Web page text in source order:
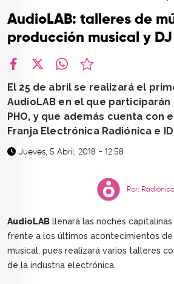
QUIÉNES SOMOS
AudioLAB: talleres de
producción musical y DJ
El 25 de abril se realizará el
AudioLAB en el que participarán
PHO, y que además cuenta con
Franja Electrónica Radiónica e
Jueves, 5 Abril, 2018 - 12:58
Por: Radiónica
AudioLAB llenará las noches
frente a los últimos acontecimientos
musical, pues realizará varios talleres
de la industria electrónica.